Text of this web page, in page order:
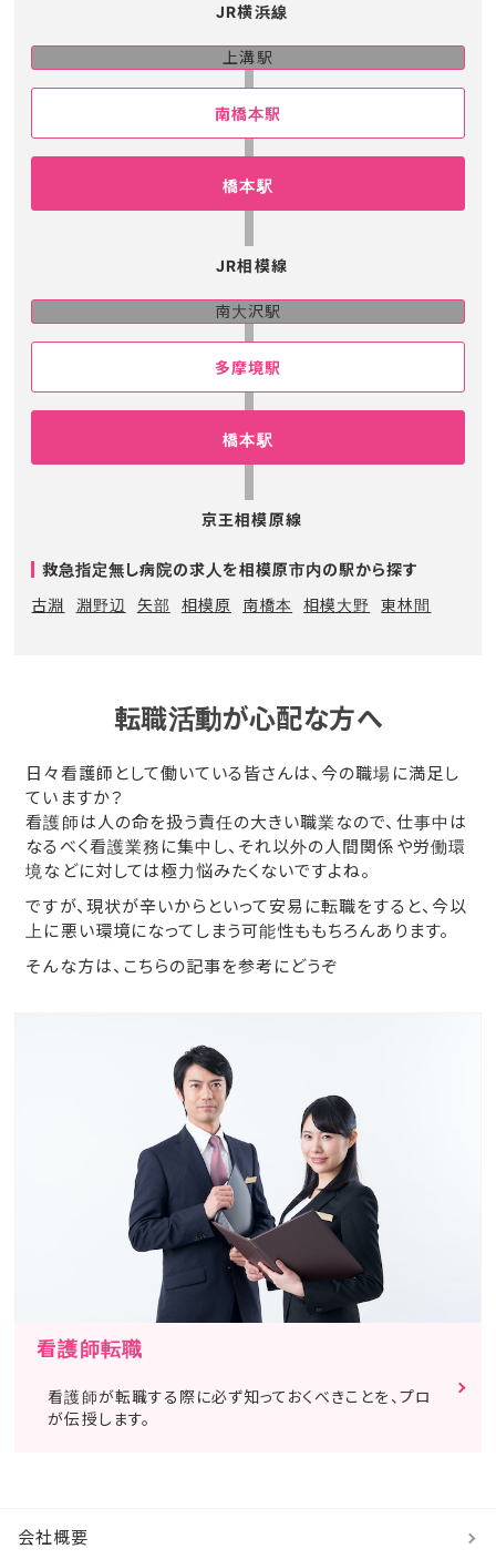
JR横浜線
上溝駅
南橋本駅
橋本駅
JR相模線
南大沢駅
多摩境駅
橋本駅
京王相模原線
救急指定無し病院の求人を相模原市内の駅から探す
古淵
淵野辺 矢部 相模原 南橋本 相模大野 東林間
転職活動が心配な方へ
日々看護師として働いている皆さんは、今の職場に満足し
ていますか？
看護師は人の命を扱う責任の大きい職業なので、仕事中は
なるべく看護業務に集中し、それ以外の人間関係や労働環
境などに対しては極力悩みたくないですよね。
ですが、現状が辛いからといって安易に転職をすると、今以
上に悪い環境になってしまう可能性ももちろんあります。
そんな方は、こちらの記事を参考にどうぞ
看護師転職
看護師が転職する際に必ず知っておくべきことを、プロ
が伝授します。
会社概要